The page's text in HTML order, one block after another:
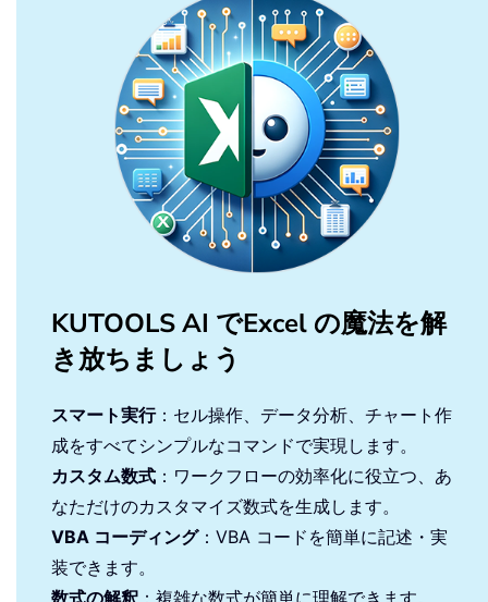
KUTOOLS AI でExcel の魔法を解
き放ちましょう
スマート実行：セル操作、データ分析、チャート作
成をすべてシンプルなコマンドで実現します。
カスタム数式 ：ワークフローの効率化に役立つ、あ
なただけのカスタマイズ数式を生成します。
VBA コーディング：VBA コードを簡単に記述・実
装できます。